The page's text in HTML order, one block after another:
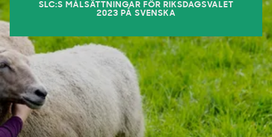
SLC:S MÅLSÄTTNINGAR FÖR RIKSDAGSVALET
2023 PÅ SVENSKA